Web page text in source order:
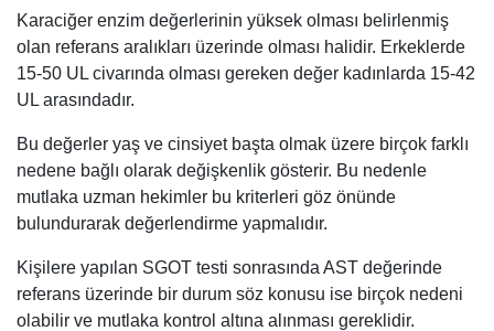
Karaciğer enzim değerlerinin yüksek olması belirlenmiş
olan referans aralıkları üzerinde olması halidir. Erkeklerde
15-50 UL civarında olması gereken değer kadınlarda 15-42
UL arasındadır.
Bu değerler yaş ve cinsiyet başta olmak üzere birçok farklı
nedene bağlı olarak değişkenlik gösterir. Bu nedenle
mutlaka uzman hekimler bu kriterleri göz önünde
bulundurarak değerlendirme yapmalıdır.
Kişilere yapılan SGOT testi sonrasında AST değerinde
referans üzerinde bir durum söz konusu ise birçok nedeni
olabilir ve mutlaka kontrol altına alınması gereklidir.